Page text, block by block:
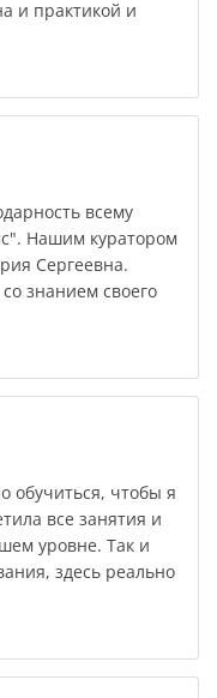
и практикой и
всему
Нашим куратором
Сергеевна.
знанием своего
обучиться, чтобы я
все занятия и
уровне. Так и
здесь реально